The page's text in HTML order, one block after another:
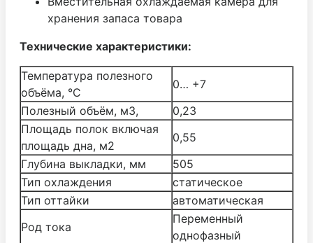
хранения запаса товара
Технические характеристики:
Температура полезного
объёма, °С
0… +7
Полезный объём, м3,
0,23
Площадь полок включая
площадь дна, м2
0,55
Глубина выкладки, мм
505
Тип охлаждения
статическое
Тип оттайки
автоматическая
Род тока
Переменный
однофазный